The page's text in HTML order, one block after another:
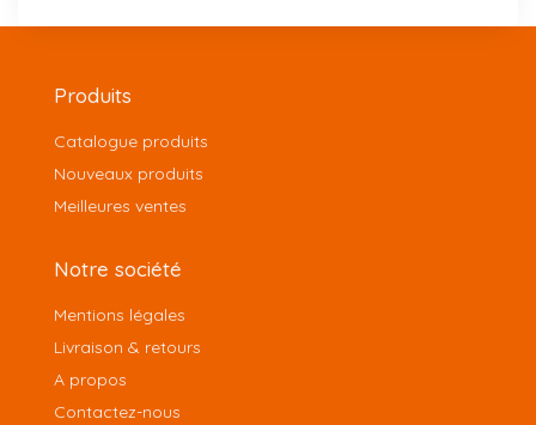
Produits
Catalogue produits
Nouveaux produits
Meilleures ventes
Notre société
Mentions légales
Livraison & retours
A propos
Contactez-nous